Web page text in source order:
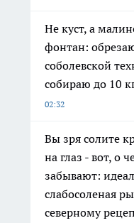
Не куст, а
фонтан:
соболевской
собираю до 10
02:32
Вы зря солите
на глаз - вот, о
забывают:
слабосоленая
северному